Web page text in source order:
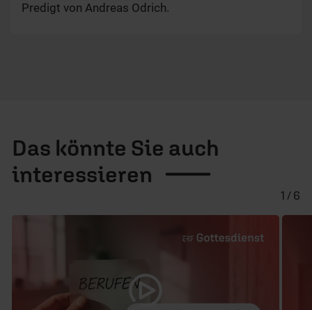
Predigt von Andreas Odrich.
Das könnte Sie auch
interessieren
1 / 6